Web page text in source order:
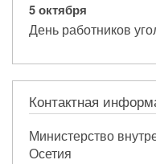
5 октября
День работников
Контактная
Министерство
Осетия